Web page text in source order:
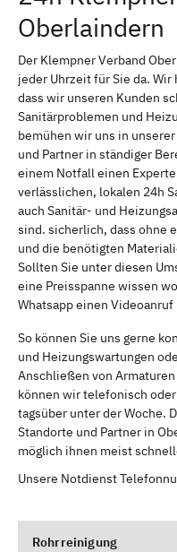
Oberlaindern
Der Klempner Verband
jeder Uhrzeit für Sie da. Wir
dass wir unseren Kunden
Sanitärproblemen und
bemühen wir uns in
und Partner in ständiger
einem Notfall einen
verlässlichen, lokalen 24h
auch Sanitär- und
sind. sicherlich, dass ohne
und die benötigten
Sollten Sie unter diesen
eine Preisspanne wissen
Whatsapp einen
So können Sie uns gerne
und Heizungswartungen
Anschließen von
können wir telefonisch
tagsüber unter der Woche.
Standorte und Partner in
möglich ihnen meist
Unsere Notdienst
Rohrreinigung